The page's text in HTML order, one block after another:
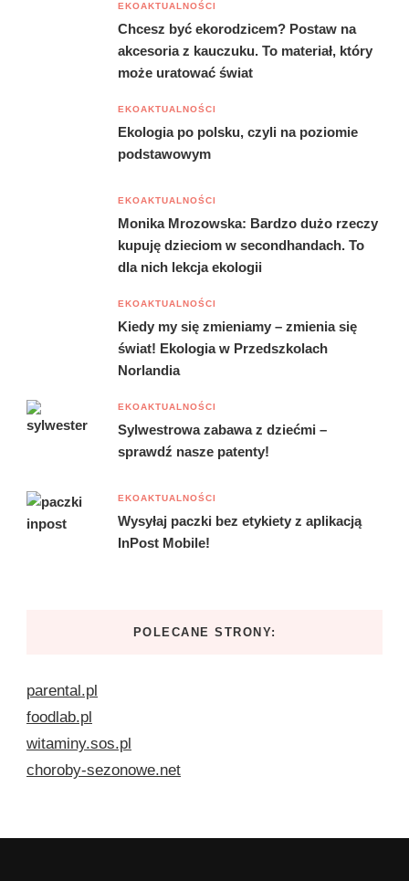
EKOAKTUALNOŚCI
Chcesz być ekorodzicem? Postaw na
akcesoria z kauczuku. To materiał, który
może uratować świat
EKOAKTUALNOŚCI
Ekologia po polsku, czyli na poziomie
podstawowym
EKOAKTUALNOŚCI
Monika Mrozowska: Bardzo dużo rzeczy
kupuję dzieciom w secondhandach. To
dla nich lekcja ekologii
EKOAKTUALNOŚCI
Kiedy my się zmieniamy – zmienia się
świat! Ekologia w Przedszkolach
Norlandia
EKOAKTUALNOŚCI
Sylwestrowa zabawa z dziećmi –
sprawdź nasze patenty!
EKOAKTUALNOŚCI
Wysyłaj paczki bez etykiety z aplikacją
InPost Mobile!
POLECANE STRONY:
parental.pl
foodlab.pl
witaminy.sos.pl
choroby-sezonowe.net